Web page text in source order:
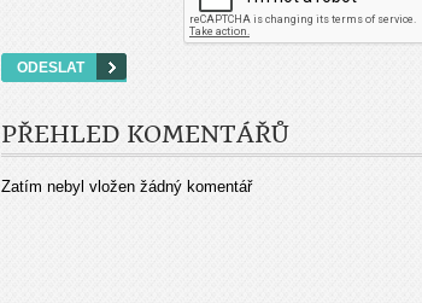
PŘEHLED KOMENTÁŘŮ
Zatím nebyl vložen žádný komentář